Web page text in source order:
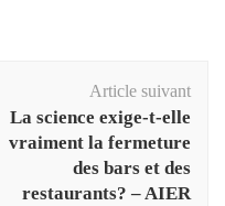
Article suivant
La science exige-t-elle
vraiment la fermeture
des bars et des
restaurants? – AIER